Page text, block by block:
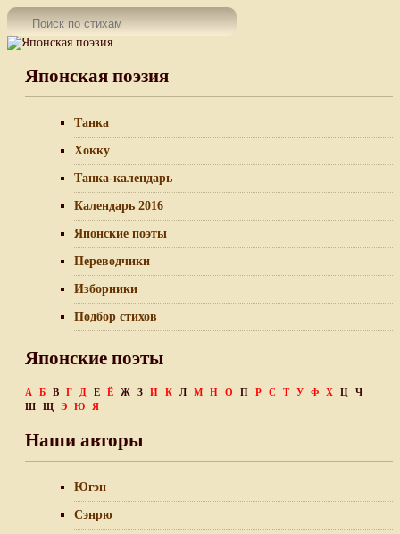
Японская поэзия
Танка
Хокку
Танка-календарь
Календарь 2016
Японские поэты
Переводчики
Изборники
Подбор стихов
Японские поэты
А Б В Г Д Е Ё Ж З И К Л М Н О П Р С Т У Ф Х Ц
Ч
Ш
Щ Э Ю Я
Наши авторы
Югэн
Сэнрю